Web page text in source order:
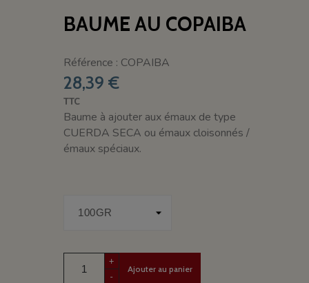
BAUME AU COPAIBA
Référence : COPAIBA
28,39 €
TTC
Baume à ajouter aux émaux de type
CUERDA SECA ou émaux cloisonnés /
émaux spéciaux.
+
-
Ajouter au panier